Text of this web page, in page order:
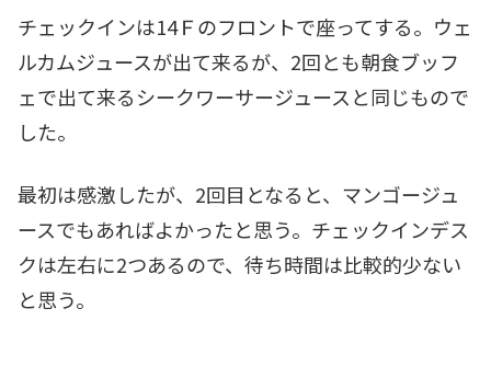
チェックインは14Ｆのフロントで座ってする。ウェ
ルカムジュースが出て来るが、2回とも朝食ブッフ
ェで出て来るシークワーサージュースと同じもので
した。
最初は感激したが、2回目となると、マンゴージュ
ースでもあればよかったと思う。チェックインデス
クは左右に2つあるので、待ち時間は比較的少ない
と思う。